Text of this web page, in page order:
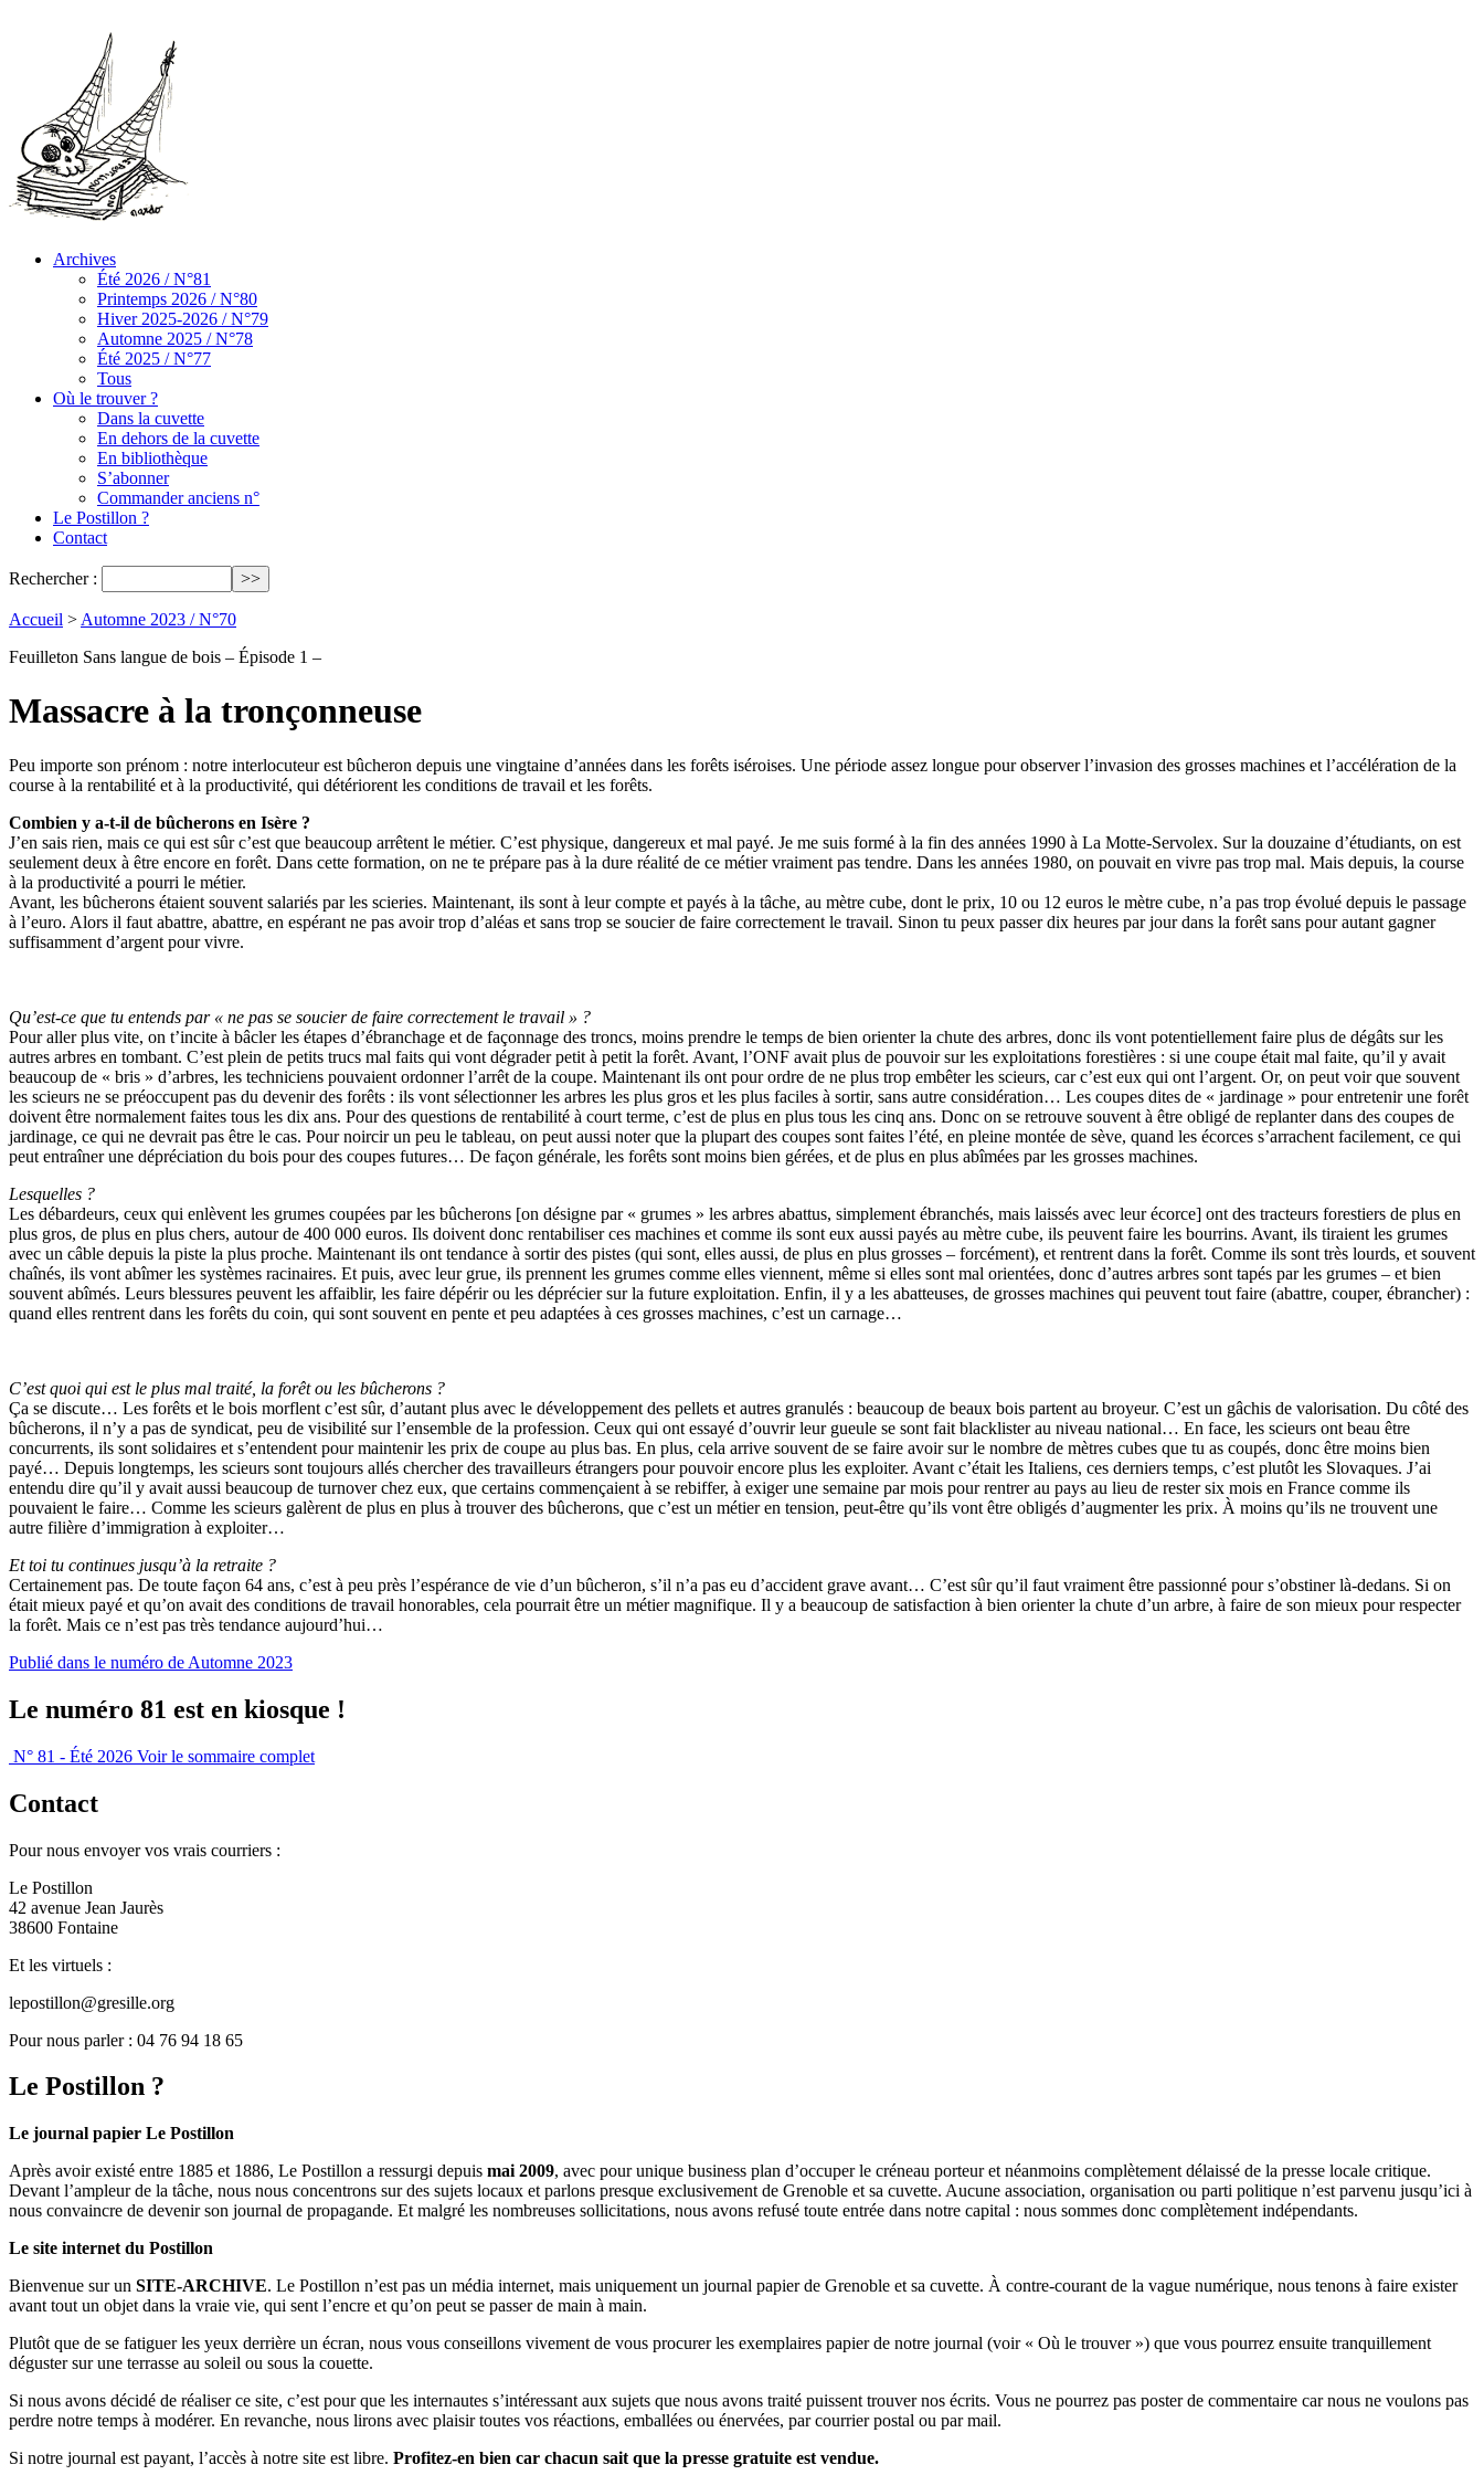
Archives
Été 2026 / N°81
Printemps 2026 / N°80
Hiver 2025-2026 / N°79
Automne 2025 / N°78
Été 2025 / N°77
Tous
Où le trouver ?
Dans la cuvette
En dehors de la cuvette
En bibliothèque
S’abonner
Commander anciens n°
Le Postillon ?
Contact
Rechercher :
Accueil > Automne 2023 / N°70
Feuilleton Sans langue de bois – Épisode 1 –
Massacre à la tronçonneuse
Peu importe son prénom : notre interlocuteur est bûcheron depuis une vingtaine d’années dans les forêts iséroises. Une période assez longue pour observer l’invasion des grosses machines et l’accélération de la
course à la rentabilité et à la productivité, qui détériorent les conditions de travail et les forêts.
Combien y a-t-il de bûcherons en Isère ?
J’en sais rien, mais ce qui est sûr c’est que beaucoup arrêtent le métier. C’est physique, dangereux et mal payé. Je me suis formé à la fin des années 1990 à La Motte-Servolex. Sur la douzaine d’étudiants, on est
seulement deux à être encore en forêt. Dans cette formation, on ne te prépare pas à la dure réalité de ce métier vraiment pas tendre. Dans les années 1980, on pouvait en vivre pas trop mal. Mais depuis, la course
à la productivité a pourri le métier.
Avant, les bûcherons étaient souvent salariés par les scieries. Maintenant, ils sont à leur compte et payés à la tâche, au mètre cube, dont le prix, 10 ou 12 euros le mètre cube, n’a pas trop évolué depuis le passage
à l’euro. Alors il faut abattre, abattre, en espérant ne pas avoir trop d’aléas et sans trop se soucier de faire correctement le travail. Sinon tu peux passer dix heures par jour dans la forêt sans pour autant gagner
suffisamment d’argent pour vivre.
Qu’est-ce que tu entends par « ne pas se soucier de faire correctement le travail » ?
Pour aller plus vite, on t’incite à bâcler les étapes d’ébranchage et de façonnage des troncs, moins prendre le temps de bien orienter la chute des arbres, donc ils vont potentiellement faire plus de dégâts sur les
autres arbres en tombant. C’est plein de petits trucs mal faits qui vont dégrader petit à petit la forêt. Avant, l’ONF avait plus de pouvoir sur les exploitations forestières : si une coupe était mal faite, qu’il y avait
beaucoup de « bris » d’arbres, les techniciens pouvaient ordonner l’arrêt de la coupe. Maintenant ils ont pour ordre de ne plus trop embêter les scieurs, car c’est eux qui ont l’argent. Or, on peut voir que souvent
les scieurs ne se préoccupent pas du devenir des forêts : ils vont sélectionner les arbres les plus gros et les plus faciles à sortir, sans autre considération… Les coupes dites de « jardinage » pour entretenir une forêt
doivent être normalement faites tous les dix ans. Pour des questions de rentabilité à court terme, c’est de plus en plus tous les cinq ans. Donc on se retrouve souvent à être obligé de replanter dans des coupes de
jardinage, ce qui ne devrait pas être le cas. Pour noircir un peu le tableau, on peut aussi noter que la plupart des coupes sont faites l’été, en pleine montée de sève, quand les écorces s’arrachent facilement, ce qui
peut entraîner une dépréciation du bois pour des coupes futures… De façon générale, les forêts sont moins bien gérées, et de plus en plus abîmées par les grosses machines.
Lesquelles ?
Les débardeurs, ceux qui enlèvent les grumes coupées par les bûcherons [on désigne par « grumes » les arbres abattus, simplement ébranchés, mais laissés avec leur écorce] ont des tracteurs forestiers de plus en
plus gros, de plus en plus chers, autour de 400 000 euros. Ils doivent donc rentabiliser ces machines et comme ils sont eux aussi payés au mètre cube, ils peuvent faire les bourrins. Avant, ils tiraient les grumes
avec un câble depuis la piste la plus proche. Maintenant ils ont tendance à sortir des pistes (qui sont, elles aussi, de plus en plus grosses – forcément), et rentrent dans la forêt. Comme ils sont très lourds, et souvent
chaînés, ils vont abîmer les systèmes racinaires. Et puis, avec leur grue, ils prennent les grumes comme elles viennent, même si elles sont mal orientées, donc d’autres arbres sont tapés par les grumes – et bien
souvent abîmés. Leurs blessures peuvent les affaiblir, les faire dépérir ou les déprécier sur la future exploitation. Enfin, il y a les abatteuses, de grosses machines qui peuvent tout faire (abattre, couper, ébrancher) :
quand elles rentrent dans les forêts du coin, qui sont souvent en pente et peu adaptées à ces grosses machines, c’est un carnage…
C’est quoi qui est le plus mal traité, la forêt ou les bûcherons ?
Ça se discute… Les forêts et le bois morflent c’est sûr, d’autant plus avec le développement des pellets et autres granulés : beaucoup de beaux bois partent au broyeur. C’est un gâchis de valorisation. Du côté des
bûcherons, il n’y a pas de syndicat, peu de visibilité sur l’ensemble de la profession. Ceux qui ont essayé d’ouvrir leur gueule se sont fait blacklister au niveau national… En face, les scieurs ont beau être
concurrents, ils sont solidaires et s’entendent pour maintenir les prix de coupe au plus bas. En plus, cela arrive souvent de se faire avoir sur le nombre de mètres cubes que tu as coupés, donc être moins bien
payé… Depuis longtemps, les scieurs sont toujours allés chercher des travailleurs étrangers pour pouvoir encore plus les exploiter. Avant c’était les Italiens, ces derniers temps, c’est plutôt les Slovaques. J’ai
entendu dire qu’il y avait aussi beaucoup de turnover chez eux, que certains commençaient à se rebiffer, à exiger une semaine par mois pour rentrer au pays au lieu de rester six mois en France comme ils
pouvaient le faire… Comme les scieurs galèrent de plus en plus à trouver des bûcherons, que c’est un métier en tension, peut-être qu’ils vont être obligés d’augmenter les prix. À moins qu’ils ne trouvent une
autre filière d’immigration à exploiter…
Et toi tu continues jusqu’à la retraite ?
Certainement pas. De toute façon 64 ans, c’est à peu près l’espérance de vie d’un bûcheron, s’il n’a pas eu d’accident grave avant… C’est sûr qu’il faut vraiment être passionné pour s’obstiner là-dedans. Si on
était mieux payé et qu’on avait des conditions de travail honorables, cela pourrait être un métier magnifique. Il y a beaucoup de satisfaction à bien orienter la chute d’un arbre, à faire de son mieux pour respecter
la forêt. Mais ce n’est pas très tendance aujourd’hui…
Publié dans le numéro de Automne 2023
Le numéro 81 est en kiosque !
N° 81 - Été 2026 Voir le sommaire complet
Contact
Pour nous envoyer vos vrais courriers :
Le Postillon
42 avenue Jean Jaurès
38600 Fontaine
Et les virtuels :
lepostillon@gresille.org
Pour nous parler : 04 76 94 18 65
Le Postillon ?
Le journal papier Le Postillon
Après avoir existé entre 1885 et 1886, Le Postillon a ressurgi depuis mai 2009, avec pour unique business plan d’occuper le créneau porteur et néanmoins complètement délaissé de la presse locale critique.
Devant l’ampleur de la tâche, nous nous concentrons sur des sujets locaux et parlons presque exclusivement de Grenoble et sa cuvette. Aucune association, organisation ou parti politique n’est parvenu jusqu’ici à
nous convaincre de devenir son journal de propagande. Et malgré les nombreuses sollicitations, nous avons refusé toute entrée dans notre capital : nous sommes donc complètement indépendants.
Le site internet du Postillon
Bienvenue sur un SITE-ARCHIVE. Le Postillon n’est pas un média internet, mais uniquement un journal papier de Grenoble et sa cuvette. À contre-courant de la vague numérique, nous tenons à faire exister
avant tout un objet dans la vraie vie, qui sent l’encre et qu’on peut se passer de main à main.
Plutôt que de se fatiguer les yeux derrière un écran, nous vous conseillons vivement de vous procurer les exemplaires papier de notre journal (voir « Où le trouver ») que vous pourrez ensuite tranquillement
déguster sur une terrasse au soleil ou sous la couette.
Si nous avons décidé de réaliser ce site, c’est pour que les internautes s’intéressant aux sujets que nous avons traité puissent trouver nos écrits. Vous ne pourrez pas poster de commentaire car nous ne voulons pas
perdre notre temps à modérer. En revanche, nous lirons avec plaisir toutes vos réactions, emballées ou énervées, par courrier postal ou par mail.
Si notre journal est payant, l’accès à notre site est libre. Profitez-en bien car chacun sait que la presse gratuite est vendue.